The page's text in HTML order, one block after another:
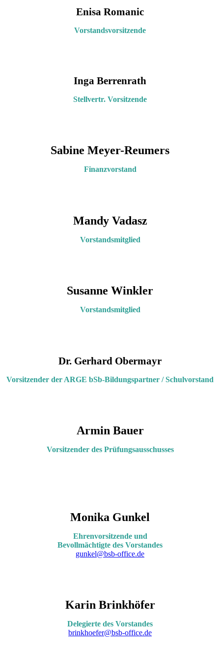
Enisa Romanic
Vorstandsvorsitzende
Inga Berrenrath
Stellvertr. Vorsitzende
Sabine Meyer-Reumers
Finanzvorstand
Mandy Vadasz
Vorstandsmitglied
Susanne Winkler
Vorstandsmitglied
Dr. Gerhard Obermayr
Vorsitzender der ARGE bSb-Bildungspartner / Schulvorstand
Armin Bauer
Vorsitzender des Prüfungsausschusses
Monika Gunkel
Ehrenvorsitzende und
Bevollmächtigte des Vorstandes
gunkel@bsb-office.de
Karin Brinkhöfer
Delegierte des Vorstandes
brinkhoefer@bsb-office.de